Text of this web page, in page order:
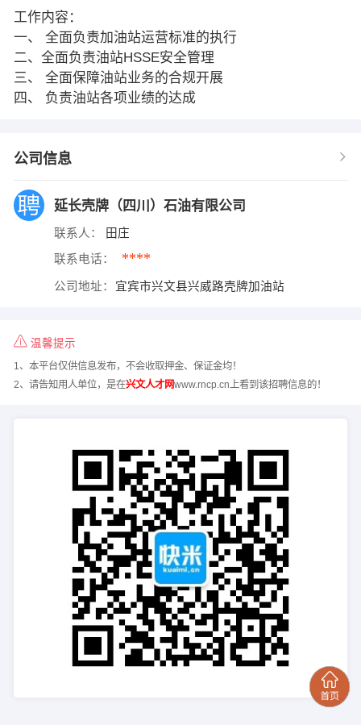
工作内容：
一、 全面负责加油站运营标准的执行
二、全面负责油站HSSE安全管理
三、 全面保障油站业务的合规开展
四、 负责油站各项业绩的达成
公司信息
延长壳牌（四川）石油有限公司
联系人： 田庄
联系电话： ****
公司地址： 宜宾市兴文县兴威路壳牌加油站
温馨提示
1、本平台仅供信息发布，不会收取押金、保证金均！
2、请告知用人单位，是在兴文人才网www.rncp.cn上看到该招聘信息的！